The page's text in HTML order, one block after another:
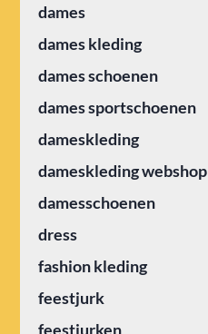
dames
dames kleding
dames schoenen
dames sportschoenen
dameskleding
dameskleding webshop
damesschoenen
dress
fashion kleding
feestjurk
feestjurken